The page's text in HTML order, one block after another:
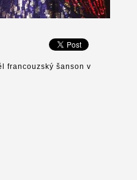
francouzský šanson v